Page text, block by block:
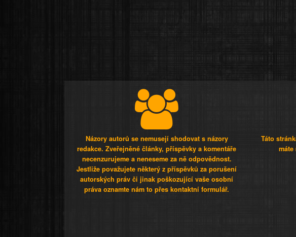
Názory autorů se nemusejí shodovat s názory
redakce. Zveřejněné články, příspěvky a komentáře
necenzurujeme a neneseme za ně odpovědnost.
Jestliže považujete některý z příspěvků za porušení
autorských práv či jinak poškozující vaše osobní
práva oznamte nám to přes kontaktní formulář.
Táto
máte